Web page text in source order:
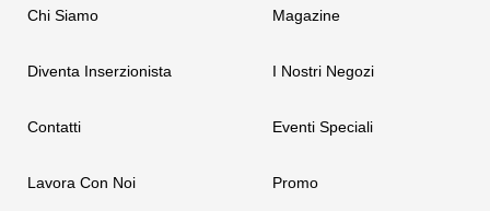
Chi Siamo
Diventa Inserzionista
Contatti
Lavora Con Noi
Magazine
I Nostri Negozi
Eventi Speciali
Promo